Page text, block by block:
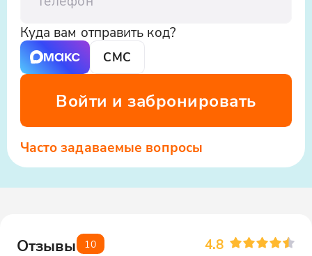
Куда вам отправить код?
СМС
Войти и забронировать
Часто задаваемые вопросы
Отзывы 10 4.8